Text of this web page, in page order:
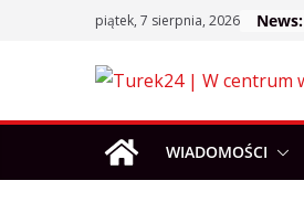
piątek, 7 sierpnia, 2026 News:
WIADOMOŚCI